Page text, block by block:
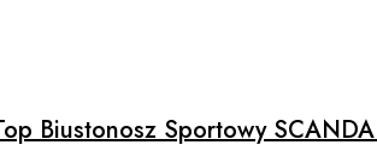
Biustonosz Sportowy